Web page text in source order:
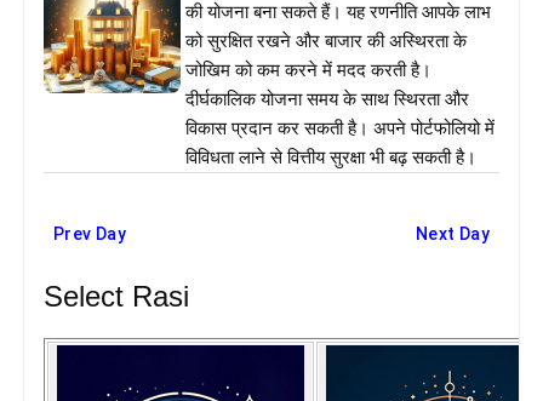
की योजना बना सकते हैं। यह रणनीति आपके लाभ
को सुरक्षित रखने और बाजार की अस्थिरता के
जोखिम को कम करने में मदद करती है।
दीर्घकालिक योजना समय के साथ स्थिरता और
विकास प्रदान कर सकती है। अपने पोर्टफोलियो में
विविधता लाने से वित्तीय सुरक्षा भी बढ़ सकती है।
Prev Day Next Day
Select Rasi